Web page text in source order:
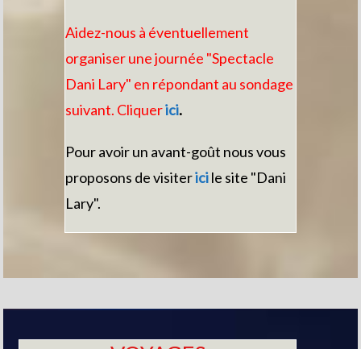
Aidez-nous à éventuellement
organiser une journée "Spectacle
Dani Lary" en répondant au sondage
suivant. Cliquerici.
Pour avoir un avant-goût nous vous
proposons de visitericile site "Dani
Lary".